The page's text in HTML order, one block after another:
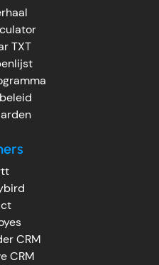
TXT
CRM
CRM